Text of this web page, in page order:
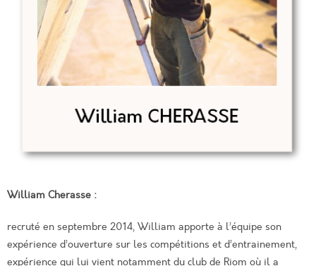
William Cherasse :
recruté en septembre 2014, William apporte à l’équipe son
expérience d’ouverture sur les compétitions et d’entrainement,
expérience qui lui vient notamment du club de Riom où il a